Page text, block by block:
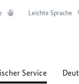
Leichte Sprache
Service